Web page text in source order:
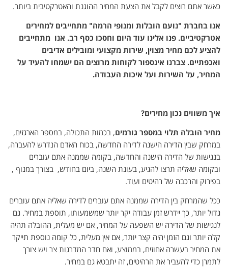
כאשר אתם רוצים לקבל את הצעת המחיר ההוגנת והאטרקטיבית ביותר.
אנו בחברת "נועם הובלות ומנופי הרמה" מתחייבים למחירים
אטרקטיביים. פנו אלינו עוד היום וחסכו כסף רב. אנו מתחייבים
להציע לכם מחיר מצוין, שירות מקצועי ומובילים אדיבים
ואכפתיים. צברנו אינספור לקוחות מרוצים הם ישמחו להעיד על
המחיר, על השירות ועל איכות העבודה.
איך משווים נכון מחירים?
מחיר הובלה תלוי במספר גורמים, בכמות התכולה, במספר הארגזים,
במרחק שבין הדירה הישנה לדירה החדשה, בכוח האדם הנדרש להעברה,
בנגישות של הדירה הישנה והחדשה, בקומה שממנה אתם עוברים
ובקומה שאליה תרצו להגיע, בעונת השנה, ביום בחודש, בצורך במנוף ,
בפירוק והרכבה של רהיטים ועוד.
ככל שהמרחק בין הדירה שממנה אתם עוברים לדירה שאליה אתם עוברים
גדול יותר, כך יידרש זמן עבודה יקר יותר שמשמעותו, תוספת במחיר. גם
לנגישות של הדירה יש השפעה על המחיר, אם יש מעלית, ההובלה תהיה
קלה יותר וגם הזמן יהיה קצר יותר, אם אין מעלית, כל קומה נוספת תייקר
את המחיר בעשרה אחוזים, בממוצע, ואם חדר המדרגות צר ויש צורך
לתמרן כדי להעביר את הרהיטים, זה יתבטא גם במחיר.